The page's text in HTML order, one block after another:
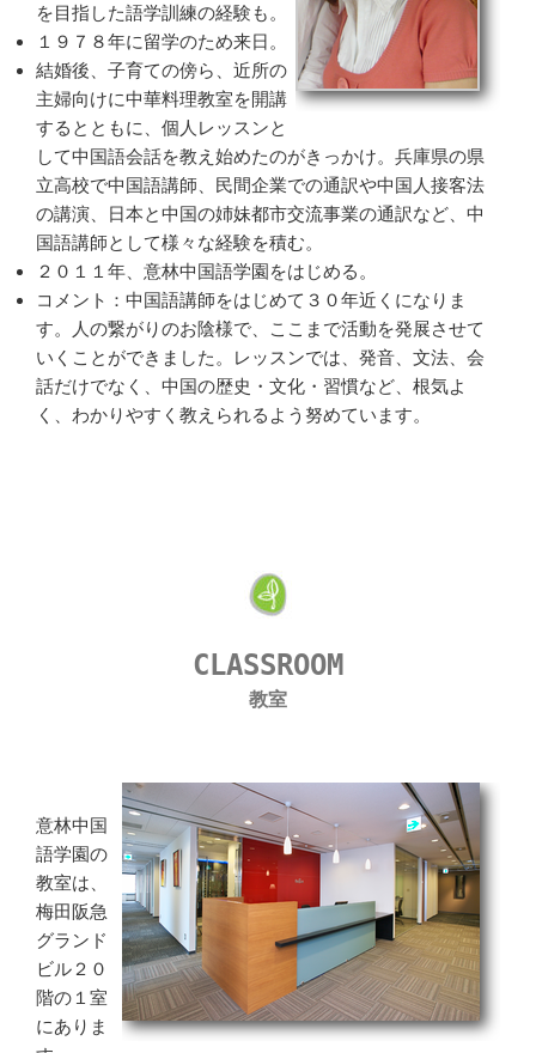
を目指した語学訓練の経験も。
１９７８年に留学のため来日。
結婚後、子育ての傍ら、近所の
主婦向けに中華料理教室を開講
するとともに、個人レッスンと
して中国語会話を教え始めたのがきっかけ。兵庫県の県
立高校で中国語講師、民間企業での通訳や中国人接客法
の講演、日本と中国の姉妹都市交流事業の通訳など、中
国語講師として様々な経験を積む。
２０１１年、意林中国語学園をはじめる。
コメント：中国語講師をはじめて３０年近くになりま
す。人の繋がりのお陰様で、ここまで活動を発展させて
いくことができました。レッスンでは、発音、文法、会
話だけでなく、中国の歴史・文化・習慣など、根気よ
く、わかりやすく教えられるよう努めています。
CLASSROOM
教室
意林中国
語学園の
教室は、
梅田阪急
グランド
ビル２０
階の１室
にありま